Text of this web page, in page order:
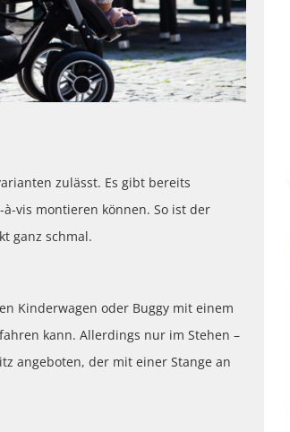
zulässt. Es gibt bereits
vis montieren können. So ist der
ganz schmal.
Kinderwagen oder Buggy mit einem
kann. Allerdings nur im Stehen –
angeboten, der mit einer Stange an